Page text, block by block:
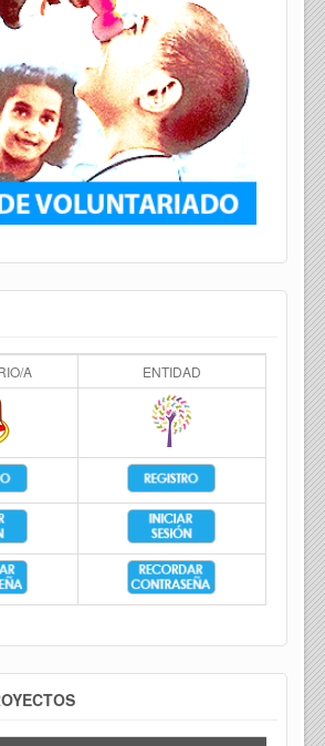
A ENTIDAD